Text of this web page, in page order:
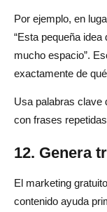
Por ejemplo, en
“Esta pequeña
mucho espacio”.
exactamente de
Usa palabras clave
con frases
12. Genera
El marketing
contenido ayuda